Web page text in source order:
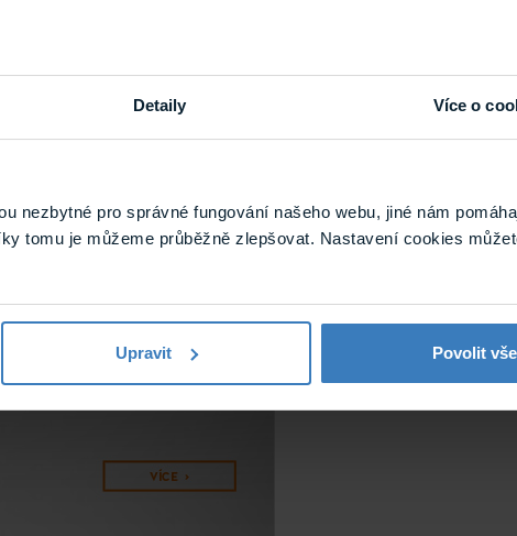
Detaily Více o
nezbytné pro správné fungování našeho webu, jiné nám
tomu je můžeme průběžně zlepšovat. Nastavení cookies
Upravit Povolit vše